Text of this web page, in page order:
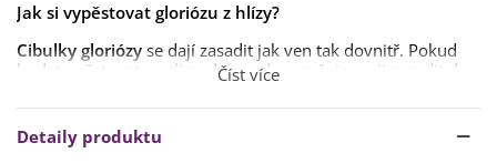
Jak si vypěstovat gloriózu z hlízy?
Cibulky gloriózy se dají zasadit jak ven tak dovnitř. Pokud
budete pěstovat rostlinu doma, doporučujeme ji zasadit do
Půda by měla být
s dostatkem slunce a tepla
Číst více
Detaily produktu